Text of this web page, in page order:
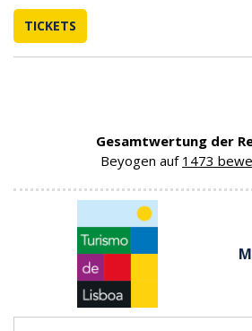
TICKETS
Gesamtwertung der
Beyogen auf 1473